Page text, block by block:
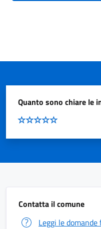
Quanto sono chiare le
Contatta il comune
Leggi le